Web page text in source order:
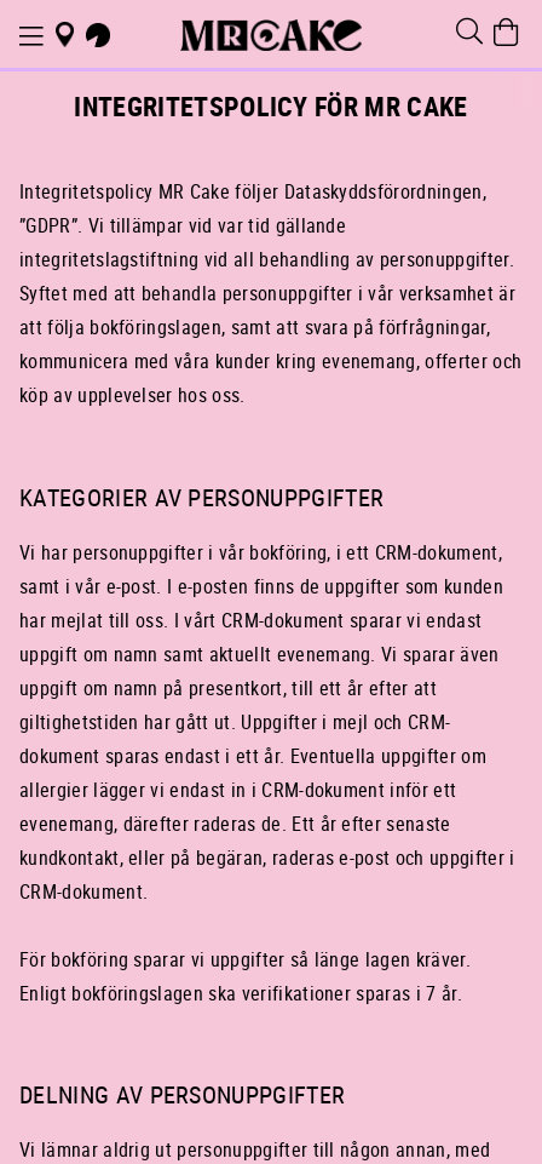
INTEGRITETSPOLICY FÖR MR CAKE
Integritetspolicy MR Cake följer Dataskyddsförordningen,
”GDPR”. Vi tillämpar vid var tid gällande
integritetslagstiftning vid all behandling av personuppgifter.
Syftet med att behandla personuppgifter i vår verksamhet är
att följa bokföringslagen, samt att svara på förfrågningar,
kommunicera med våra kunder kring evenemang, offerter och
köp av upplevelser hos oss.
KATEGORIER AV PERSONUPPGIFTER
Vi har personuppgifter i vår bokföring, i ett CRM-dokument,
samt i vår e-post. I e-posten finns de uppgifter som kunden
har mejlat till oss. I vårt CRM-dokument sparar vi endast
uppgift om namn samt aktuellt evenemang. Vi sparar även
uppgift om namn på presentkort, till ett år efter att
giltighetstiden har gått ut. Uppgifter i mejl och CRM-
dokument sparas endast i ett år. Eventuella uppgifter om
allergier lägger vi endast in i CRM-dokument inför ett
evenemang, därefter raderas de. Ett år efter senaste
kundkontakt, eller på begäran, raderas e-post och uppgifter i
CRM-dokument.
För bokföring sparar vi uppgifter så länge lagen kräver.
Enligt bokföringslagen ska verifikationer sparas i 7 år.
DELNING AV PERSONUPPGIFTER
Vi lämnar aldrig ut personuppgifter till någon annan, med